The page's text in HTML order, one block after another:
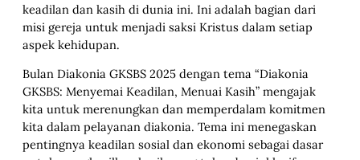
keadilan dan kasih di dunia ini. Ini adalah bagian dari
misi gereja untuk menjadi saksi Kristus dalam setiap
aspek kehidupan.
Bulan Diakonia GKSBS 2025 dengan tema “Diakonia
GKSBS: Menyemai Keadilan, Menuai Kasih” mengajak
kita untuk merenungkan dan memperdalam komitmen
kita dalam pelayanan diakonia. Tema ini menegaskan
pentingnya keadilan sosial dan ekonomi sebagai dasar